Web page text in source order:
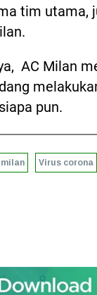
tim utama,
AC Milan
pun.
Virus corona